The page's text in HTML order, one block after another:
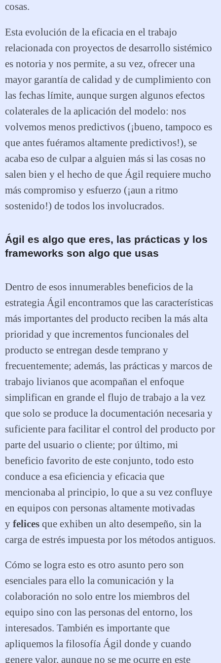
cosas.
Esta evolución de la eficacia en el trabajo
relacionada con proyectos de desarrollo sistémico
es notoria y nos permite, a su vez, ofrecer una
mayor garantía de calidad y de cumplimiento con
las fechas límite, aunque surgen algunos efectos
colaterales de la aplicación del modelo: nos
volvemos menos predictivos (¡bueno, tampoco es
que antes fuéramos altamente predictivos!), se
acaba eso de culpar a alguien más si las cosas no
salen bien y el hecho de que Ágil requiere mucho
más compromiso y esfuerzo (¡aun a ritmo
sostenido!) de todos los involucrados.
Ágil es algo que eres, las prácticas y los
frameworks son algo que usas
Dentro de esos innumerables beneficios de la
estrategia Ágil encontramos que las características
más importantes del producto reciben la más alta
prioridad y que incrementos funcionales del
producto se entregan desde temprano y
frecuentemente; además, las prácticas y marcos de
trabajo livianos que acompañan el enfoque
simplifican en grande el flujo de trabajo a la vez
que solo se produce la documentación necesaria y
suficiente para facilitar el control del producto por
parte del usuario o cliente; por último, mi
beneficio favorito de este conjunto, todo esto
conduce a esa eficiencia y eficacia que
mencionaba al principio, lo que a su vez confluye
en equipos con personas altamente motivadas
y felices que exhiben un alto desempeño, sin la
carga de estrés impuesta por los métodos antiguos.
Cómo se logra esto es otro asunto pero son
esenciales para ello la comunicación y la
colaboración no solo entre los miembros del
equipo sino con las personas del entorno, los
interesados. También es importante que
apliquemos la filosofía Ágil donde y cuando
genere valor, aunque no se me ocurre en este